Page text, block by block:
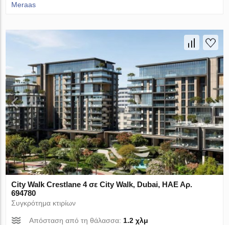
Meraas
City Walk Crestlane 4 σε City Walk, Dubai, ΗΑΕ Αρ.
694780
Συγκρότημα κτιρίων
Απόσταση από τη θάλασσα: 1.2 χλμ